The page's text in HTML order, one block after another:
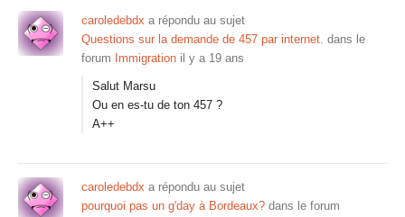
caroledebdx a répondu au sujet
Questions sur la demande de 457 par internet. dans le
forum Immigration il y a 19 ans
Salut Marsu
Ou en es-tu de ton 457 ?
A++
caroledebdx a répondu au sujet
pourquoi pas un g'day à Bordeaux? dans le forum